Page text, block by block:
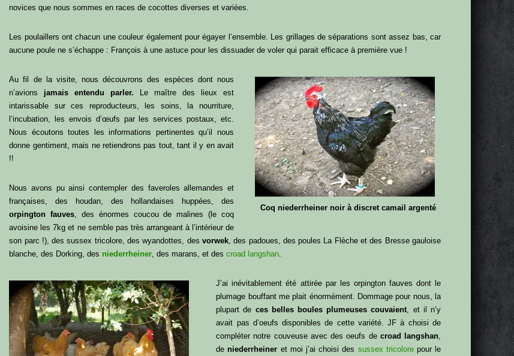
novices que nous sommes en races de cocottes diverses et variées.
Les poulaillers ont chacun une couleur également pour égayer l’ensemble. Les grillages de séparations sont assez bas, car
aucune poule ne s’échappe : François à une astuce pour les dissuader de voler qui parait efficace à première vue !
Coq niederrheiner noir à discret camail argenté
Au fil de la visite, nous découvrons des espèces dont nous
n’avions jamais entendu parler. Le maître des lieux est
intarissable sur ces reproducteurs, les soins, la nourriture,
l’incubation, les envois d’œufs par les services postaux, etc.
Nous écoutons toutes les informations pertinentes qu’il nous
donne gentiment, mais ne retiendrons pas tout, tant il y en avait
!!
Nous avons pu ainsi contempler des faveroles allemandes et
françaises, des houdan, des hollandaises huppées, des
orpington fauves, des énormes coucou de malines (le coq
avoisine les 7kg et ne semble pas très arrangeant à l’intérieur de
son parc !), des sussex tricolore, des wyandottes, des vorwek, des padoues, des poules La Flèche et des Bresse gauloise
blanche, des Dorking, des niederrheiner, des marans, et descroad langshan.
J’ai inévitablement été attirée par les orpington fauves dont le
plumage bouffant me plait énormément. Dommage pour nous, la
plupart de ces belles boules plumeuses couvaient, et il n’y
avait pas d’oeufs disponibles de cette variété. JF à choisi de
compléter notre couveuse avec des oeufs de croad langshan,
deniederrheiner et moi j’ai choisi des sussex tricolorepour le